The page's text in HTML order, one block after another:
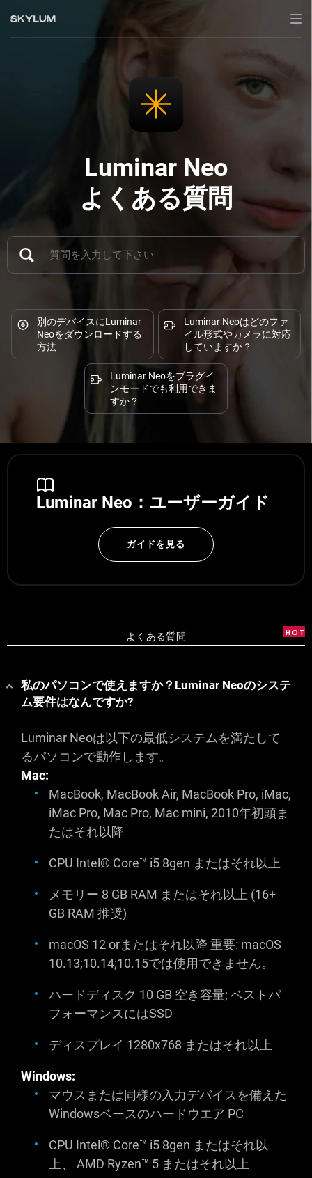
Luminar Neo
よくある質問
別のデバイスにLuminar
Neoをダウンロードする
方法
Luminar Neoはどのファ
イル形式やカメラに対応
していますか？
Luminar Neoをプラグイ
ンモードでも利用できま
すか？
Luminar Neo：ユーザーガイド
ガイドを見る
よくある質問
私のパソコンで使えますか？Luminar Neoのシステ
ム要件はなんですか?
Luminar Neoは以下の最低システムを満たして
るパソコンで動作します。
Mac:
MacBook, MacBook Air, MacBook Pro, iMac,
iMac Pro, Mac Pro, Mac mini, 2010年初頭ま
たはそれ以降
CPU Intel® Core™ i5 8gen またはそれ以上
メモリー 8 GB RAM またはそれ以上 (16+
GB RAM 推奨)
macOS 12 orまたはそれ以降 重要: macOS
10.13;10.14;10.15では使用できません。
ハードディスク 10 GB 空き容量; ベストパ
フォーマンスにはSSD
ディスプレイ 1280x768 またはそれ以上
Windows:
マウスまたは同様の入力デバイスを備えた
Windowsベースのハードウエア PC
CPU Intel® Core™ i5 8gen またはそれ以
上、 AMD Ryzen™ 5 またはそれ以上